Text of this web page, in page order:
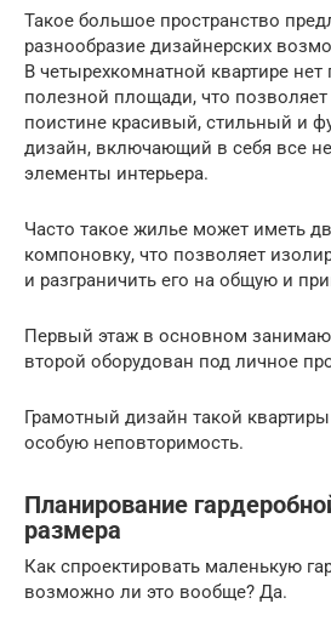
Такое большое пространство
разнообразие дизайнерских
В четырехкомнатной квартире
полезной площади, что
поистине красивый, стильный и
дизайн, включающий в себя все
элементы интерьера.
Часто такое жилье может иметь
компоновку, что позволяет
и разграничить его на общую и
Первый этаж в основном
второй оборудован под личное
Грамотный дизайн такой
особую неповторимость.
Планирование
размера
Как спроектировать маленькую
возможно ли это вообще? Да.